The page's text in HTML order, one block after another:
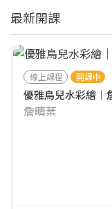
點擊下方「確
最新開課
線上課程 開課中
優雅鳥兒水彩繪｜
詹晴棻